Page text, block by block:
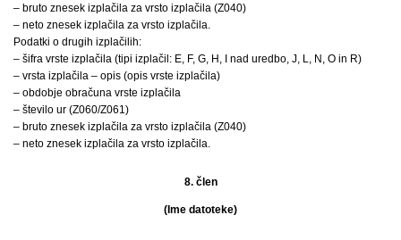
– bruto znesek izplačila za vrsto izplačila (Z040)
– neto znesek izplačila za vrsto izplačila.
Podatki o drugih izplačilih:
– šifra vrste izplačila (tipi izplačil: E, F, G, H, I nad uredbo, J, L, N, O in R)
– vrsta izplačila – opis (opis vrste izplačila)
– obdobje obračuna vrste izplačila
– število ur (Z060/Z061)
– bruto znesek izplačila za vrsto izplačila (Z040)
– neto znesek izplačila za vrsto izplačila.
8. člen
(Ime datoteke)